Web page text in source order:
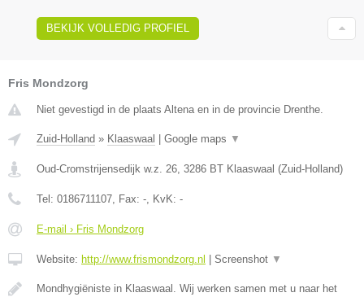
BEKIJK VOLLEDIG PROFIEL
Fris Mondzorg
Niet gevestigd in de plaats Altena en in de provincie Drenthe.
Zuid-Holland » Klaaswaal Google maps ▼
Oud-Cromstrijensedijk w.z. 26, 3286 BT Klaaswaal (Zuid-Holland)
Tel: 0186711107, Fax: -, KvK: -
E-mail › Fris Mondzorg
Website: http://www.frismondzorg.nl Screenshot ▼
Mondhygiëniste in Klaaswaal. Wij werken samen met u naar het